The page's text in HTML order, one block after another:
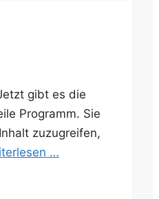
gibt es die
Pro­gramm. Sie
zuzu­grei­fen,
…